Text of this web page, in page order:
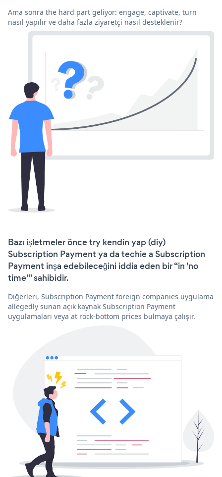
Ama sonra the hard part geliyor: engage, captivate, turn
nasıl yapılır ve daha fazla ziyaretçi nasıl desteklenir?
Bazı işletmeler önce try kendin yap (diy)
Subscription Payment ya da techie a Subscription
Payment inşa edebileceğini iddia eden bir “in 'no
time'” sahibidir.
Diğerleri, Subscription Payment foreign companies uygulama
allegedly sunan açık kaynak Subscription Payment
uygulamaları veya at rock-bottom prices bulmaya çalışır.